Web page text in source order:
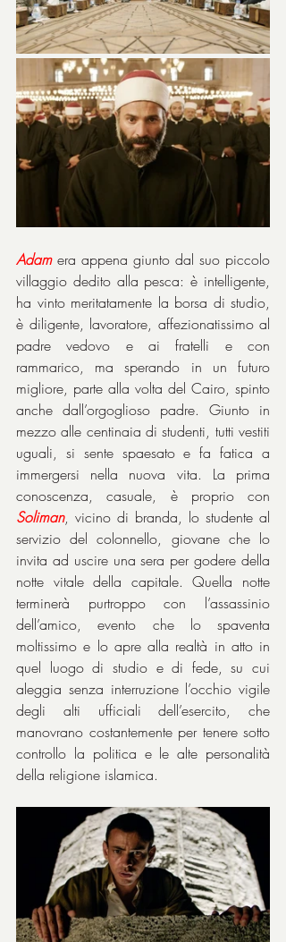
Adam era appena giunto dal suo piccolo
villaggio dedito alla pesca: è intelligente,
ha vinto meritatamente la borsa di studio,
è diligente, lavoratore, affezionatissimo al
padre vedovo e ai fratelli e con
rammarico, ma sperando in un futuro
migliore, parte alla volta del Cairo, spinto
anche dall’orgoglioso padre. Giunto in
mezzo alle centinaia di studenti, tutti vestiti
uguali, si sente spaesato e fa fatica a
immergersi nella nuova vita. La prima
Soliman, vicino di branda, lo studente al
servizio del colonnello, giovane che lo
invita ad uscire una sera per godere della
notte vitale della capitale. Quella notte
terminerà purtroppo con l’assassinio
dell’amico, evento che lo spaventa
moltissimo e lo apre alla realtà in atto in
quel luogo di studio e di fede, su cui
aleggia senza interruzione l’occhio vigile
degli alti ufficiali dell’esercito, che
manovrano costantemente per tenere sotto
controllo la politica e le alte personalità
della religione islamica.